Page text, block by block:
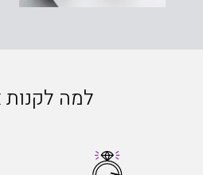
למה לקנות